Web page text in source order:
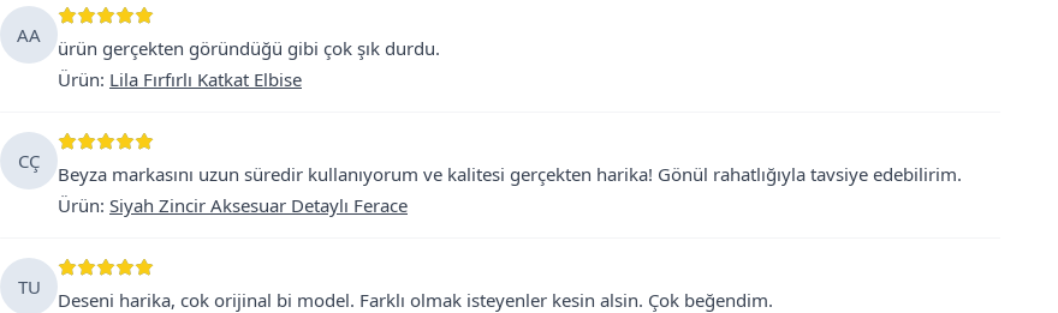
AA
ürün gerçekten göründüğü gibi çok şık durdu.
Ürün: Lila Fırfırlı Katkat Elbise
CÇ
Beyza markasını uzun süredir kullanıyorum ve kalitesi gerçekten harika! Gönül rahatlığıyla tavsiye edebilirim.
Ürün: Siyah Zincir Aksesuar Detaylı Ferace
TU
Deseni harika, cok orijinal bi model. Farklı olmak isteyenler kesin alsin. Çok beğendim.